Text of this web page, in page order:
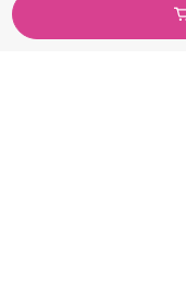
今すぐのご注文で最短